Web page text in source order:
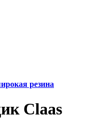
резина
Claas